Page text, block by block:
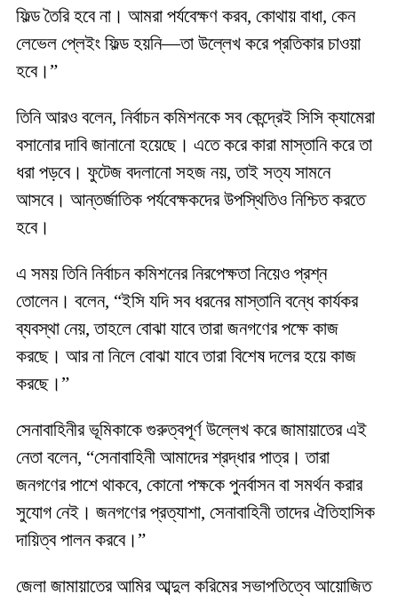
ফিল্ড তৈরি হবে না। আমরা পর্যবেক্ষণ করব, কোথায় বাধা, কেন
লেভেল প্লেইং ফিল্ড হয়নি—তা উল্লেখ করে প্রতিকার চাওয়া
হবে।”
তিনি আরও বলেন, নির্বাচন কমিশনকে সব কেন্দ্রেই সিসি ক্যামেরা
বসানোর দাবি জানানো হয়েছে। এতে করে কারা মাস্তানি করে তা
ধরা পড়বে। ফুটেজ বদলানো সহজ নয়, তাই সত্য সামনে
আসবে। আন্তর্জাতিক পর্যবেক্ষকদের উপস্থিতিও নিশ্চিত করতে
হবে।
এ সময় তিনি নির্বাচন কমিশনের নিরপেক্ষতা নিয়েও প্রশ্ন
তোলেন। বলেন, “ইসি যদি সব ধরনের মাস্তানি বন্ধে কার্যকর
ব্যবস্থা নেয়, তাহলে বোঝা যাবে তারা জনগণের পক্ষে কাজ
করছে। আর না নিলে বোঝা যাবে তারা বিশেষ দলের হয়ে কাজ
করছে।”
সেনাবাহিনীর ভূমিকাকে গুরুত্বপূর্ণ উল্লেখ করে জামায়াতের এই
নেতা বলেন, “সেনাবাহিনী আমাদের শ্রদ্ধার পাত্র। তারা
জনগণের পাশে থাকবে, কোনো পক্ষকে পুনর্বাসন বা সমর্থন করার
সুযোগ নেই। জনগণের প্রত্যাশা, সেনাবাহিনী তাদের ঐতিহাসিক
দায়িত্ব পালন করবে।”
জেলা জামায়াতের আমির আব্দুল করিমের সভাপতিত্বে আয়োজিত